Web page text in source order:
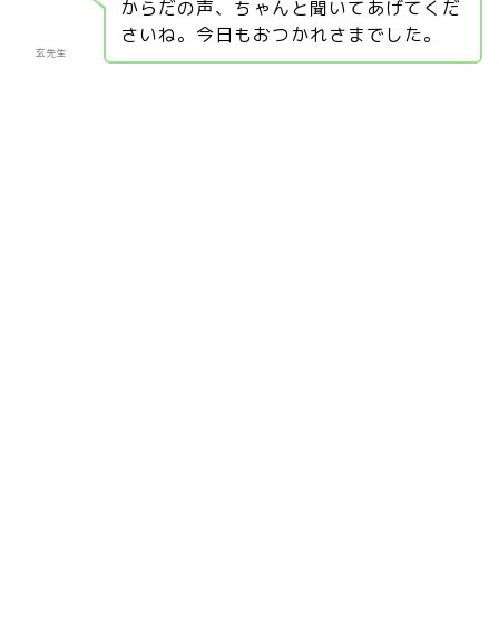
玄先生
からだの声、ちゃんと聞いてあげてくだ
さいね。今日もおつかれさまでした。